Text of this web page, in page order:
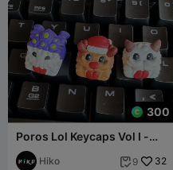
300
Poros Lol Keycaps Vol I -
Clavier mécanique
Hiko  9 32